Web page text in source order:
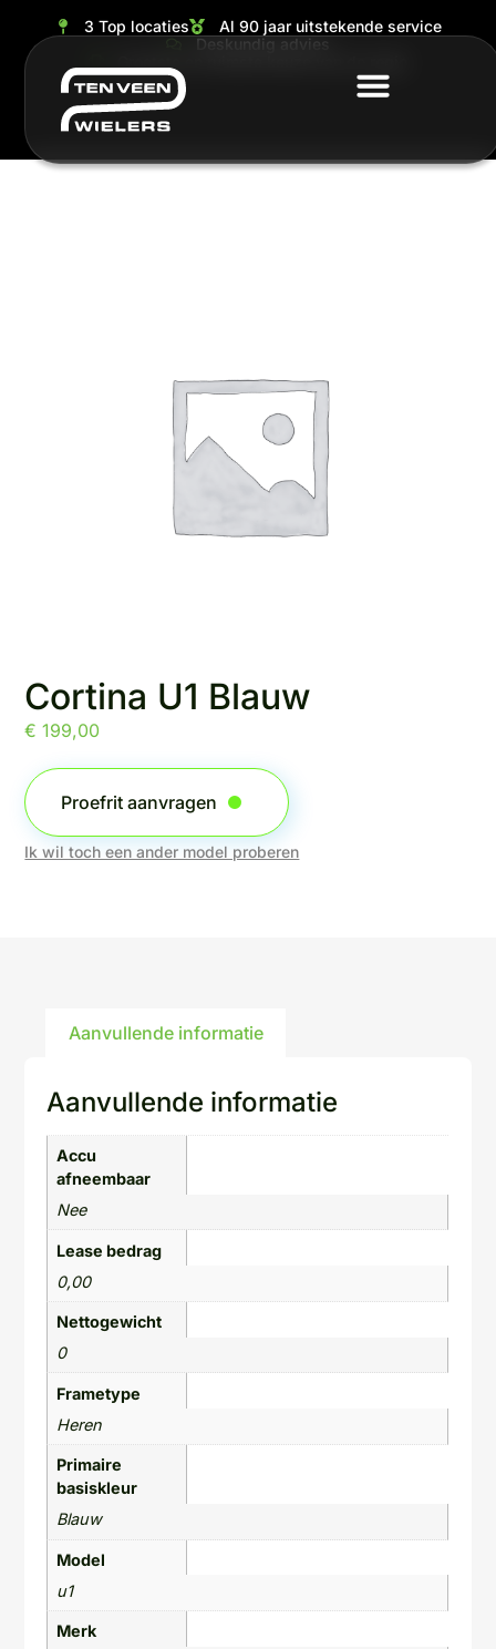
3 Top locaties
Al 90 jaar uitstekende service
Deskundig advies
Cortina U1 Blauw
€ 199,00
Proefrit aanvragen
Ik wil toch een ander model proberen
Aanvullende informatie
Aanvullende informatie
Accu
afneembaar
Nee
Lease bedrag
0,00
Nettogewicht
0
Frametype
Heren
Primaire
basiskleur
Blauw
Model
u1
Merk